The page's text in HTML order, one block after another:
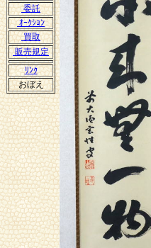
委託
ｵｰｸｼｮﾝ
買取
販売規定
ﾘﾝｸ
おぼえ